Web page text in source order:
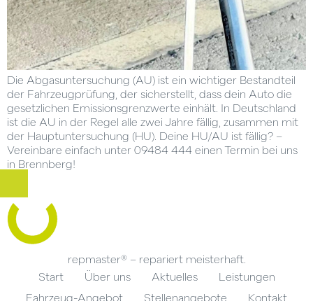
Die Abgasuntersuchung (AU) ist ein wichtiger Bestandteil
der Fahrzeugprüfung, der sicherstellt, dass dein Auto die
gesetzlichen Emissionsgrenzwerte einhält. In Deutschland
ist die AU in der Regel alle zwei Jahre fällig, zusammen mit
der Hauptuntersuchung (HU). Deine HU/AU ist fällig? –
Vereinbare einfach unter 09484 444 einen Termin bei uns
in Brennberg!
repmaster® – repariert meisterhaft.
Start
Über uns Aktuelles
Leistungen